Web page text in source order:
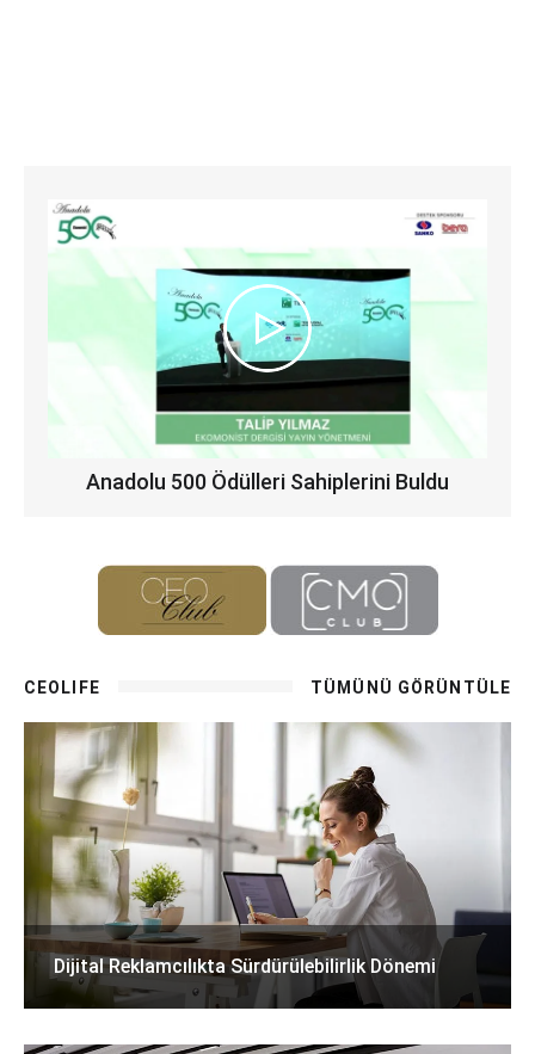
Anadolu 500 Ödülleri Sahiplerini Buldu
CEOLIFE TÜMÜNÜ GÖRÜNTÜLE
Dijital Reklamcılıkta Sürdürülebilirlik Dönemi